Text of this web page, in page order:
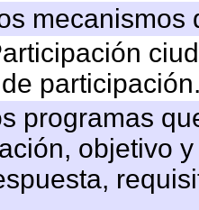
programas
objetivo